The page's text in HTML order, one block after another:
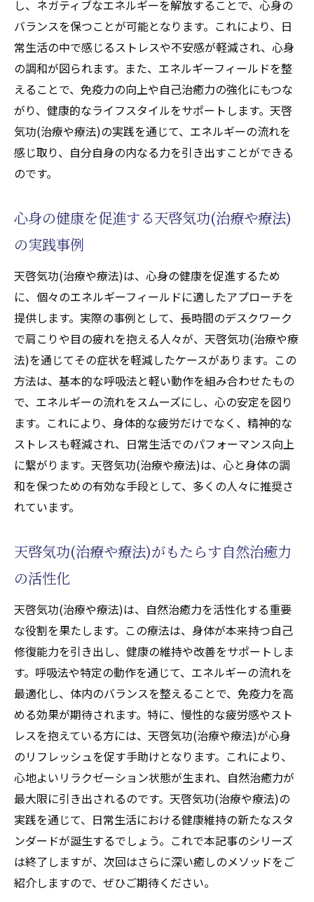
天啓気功(天啓気功療法)の新たな発見が心と身
体に与える影響
最新研究が示す天啓気功(天啓気功療法)の健
康効果
身体機能向上に寄与する気功(天啓気功治療
や療法)の新知見
気功(天啓気功治療や療法)で改善される心身
すポジティブな影響
エビデンスに基づく気功(天啓気功治療や療
法)の健康増進効果
気功(天啓気功治療や療法)がもたらす新たな
健康観
気功(天啓気功治療や療法)による自然治癒力の
引き出しで健康をサポート
自然治癒力を高める気功(天啓気功治療や療
法)のアプローチ
気功(天啓気功治療や療法)で免疫力を強化す
る方法
自己治癒力を促進する気功(天啓気功治療や
療法)の効果
健康維持に役立つ気功(天啓気功治療や療法)
の実践法
気功(天啓気功治療や療法)で得られる健康の
質の向上
天啓気功(天啓気功治療や療法)で健康的なライ
フスタイルを手に入れる方法
日常に気功(天啓気功治療や療法)を取り入れ
るためのステップ
気功(天啓気功治療や療法)をライフスタイル
に組み込むメリット
初心者が始める天啓気功(天啓気功治療や療
法)の基本法
心身を整える気功(天啓気功治療や療法)のラ
イフスタイル提案
継続的な気功(天啓気功治療や療法)の実践で
し、ネガティブなエネルギーを解放することで、心身の
バランスを保つことが可能となります。これにより、日
常生活の中で感じるストレスや不安感が軽減され、心身
の調和が図られます。また、エネルギーフィールドを整
えることで、免疫力の向上や自己治癒力の強化にもつな
がり、健康的なライフスタイルをサポートします。天啓
気功(治療や療法)の実践を通じて、エネルギーの流れを
感じ取り、自分自身の内なる力を引き出すことができる
のです。
心身の健康を促進する天啓気功(治療や療法)
の実践事例
天啓気功(治療や療法)は、心身の健康を促進するため
に、個々のエネルギーフィールドに適したアプローチを
提供します。実際の事例として、長時間のデスクワーク
で肩こりや目の疲れを抱える人々が、天啓気功(治療や療
法)を通じてその症状を軽減したケースがあります。この
方法は、基本的な呼吸法と軽い動作を組み合わせたもの
で、エネルギーの流れをスムーズにし、心の安定を図り
ます。これにより、身体的な疲労だけでなく、精神的な
ストレスも軽減され、日常生活でのパフォーマンス向上
に繋がります。天啓気功(治療や療法)は、心と身体の調
和を保つための有効な手段として、多くの人々に推奨さ
れています。
天啓気功(治療や療法)がもたらす自然治癒力
の活性化
天啓気功(治療や療法)は、自然治癒力を活性化する重要
な役割を果たします。この療法は、身体が本来持つ自己
修復能力を引き出し、健康の維持や改善をサポートしま
す。呼吸法や特定の動作を通じて、エネルギーの流れを
最適化し、体内のバランスを整えることで、免疫力を高
める効果が期待されます。特に、慢性的な疲労感やスト
レスを抱えている方には、天啓気功(治療や療法)が心身
のリフレッシュを促す手助けとなります。これにより、
心地よいリラクゼーション状態が生まれ、自然治癒力が
最大限に引き出されるのです。天啓気功(治療や療法)の
実践を通じて、日常生活における健康維持の新たなスタ
ンダードが誕生するでしょう。これで本記事のシリーズ
は終了しますが、次回はさらに深い癒しのメソッドをご
紹介しますので、ぜひご期待ください。